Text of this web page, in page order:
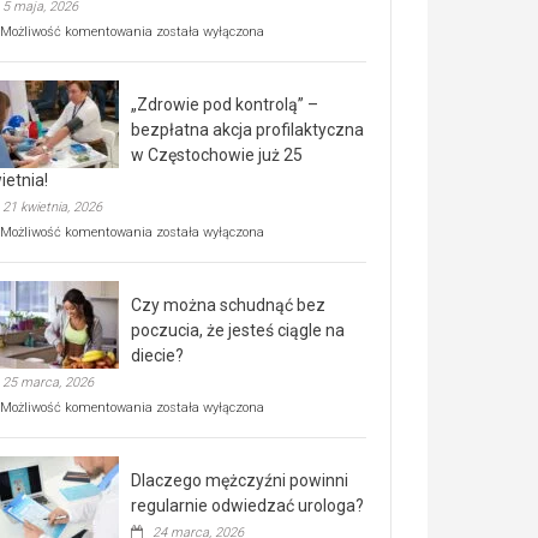
5 maja, 2026
Możliwość komentowania Rusza
rehabilitacji
dla
seniorów!
została wyłączona
„Zdrowie pod kontrolą” –
bezpłatna akcja profilaktyczna
w Częstochowie już 25
21 kwietnia, 2026
Możliwość komentowania „Zdrowie
bezpłatna
akcja
profilaktyczna
w
już
kwietnia!
została wyłączona
Czy można schudnąć bez
poczucia, że jesteś ciągle na
diecie?
25 marca, 2026
Możliwość komentowania Czy
poczucia,
że
została wyłączona
Dlaczego mężczyźni powinni
regularnie odwiedzać urologa?
24 marca, 2026